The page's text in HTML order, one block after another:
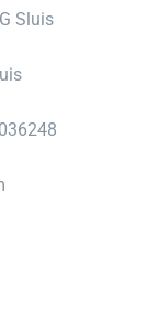
Sluis